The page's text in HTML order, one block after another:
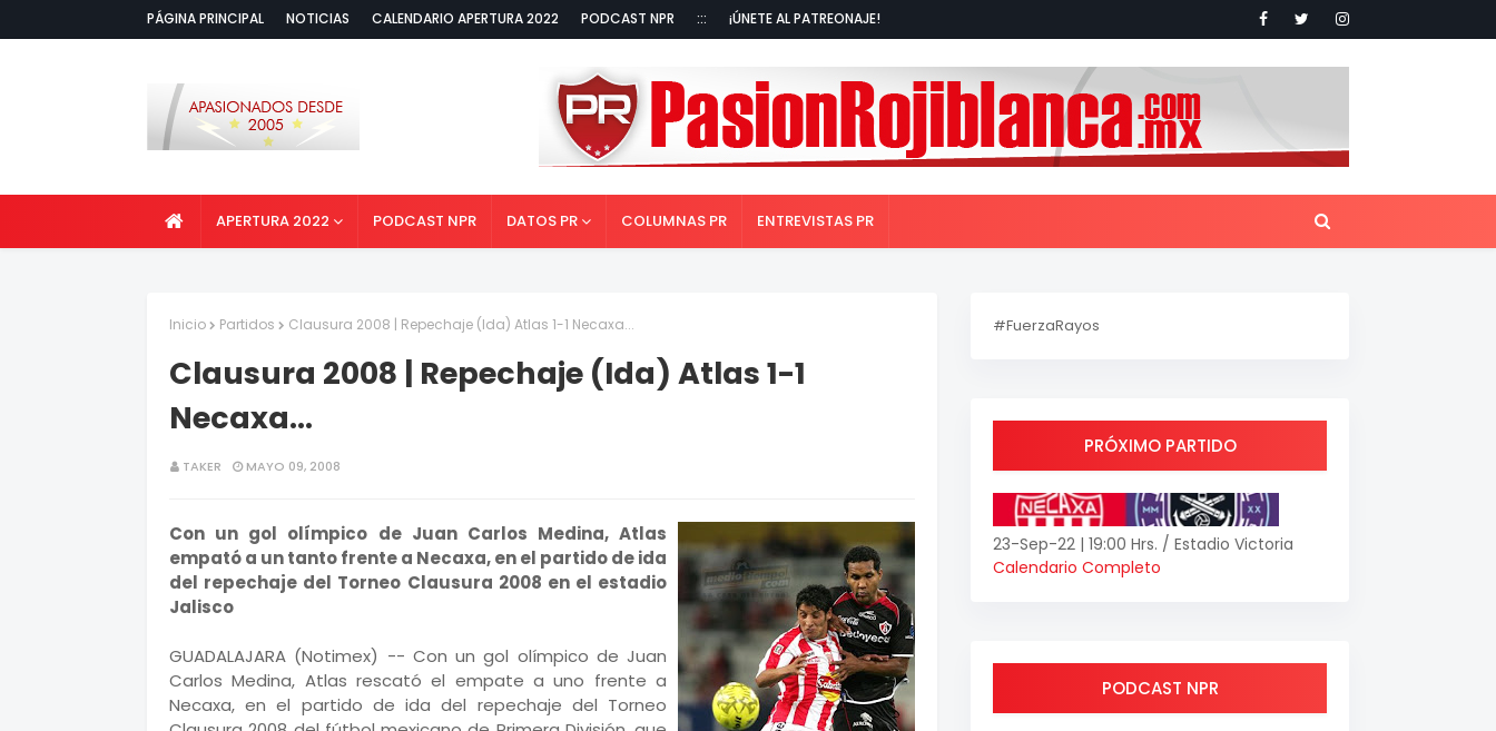
PÁGINA PRINCIPAL NOTICIAS CALENDARIO APERTURA 2022 PODCAST NPR ::: ¡ÚNETE AL PATREONAJE!
APERTURA 2022 PODCAST NPR DATOS PR COLUMNAS PR ENTREVISTAS PR
Inicio Partidos Clausura 2008 | Repechaje (Ida) Atlas 1-1 Necaxa...
Clausura 2008 | Repechaje (Ida) Atlas 1-1
Necaxa...
TAKER MAYO 09, 2008
Con un gol olímpico de Juan Carlos Medina, Atlas
empató a un tanto frente a Necaxa, en el partido de ida
del repechaje del Torneo Clausura 2008 en el estadio
Jalisco
GUADALAJARA (Notimex) -- Con un gol olímpico de Juan
Carlos Medina, Atlas rescató el empate a uno frente a
Necaxa, en el partido de ida del repechaje del Torneo
#FuerzaRayos
PRÓXIMO PARTIDO
23-Sep-22 | 19:00 Hrs. / Estadio Victoria
Calendario Completo
PODCAST NPR